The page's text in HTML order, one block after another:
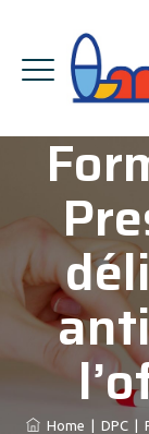
Home DPC|